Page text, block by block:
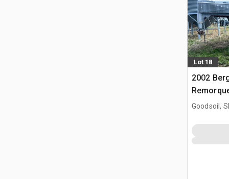
Lot 18
2002
Goodsoil,